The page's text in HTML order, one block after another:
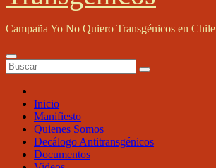
Campaña Yo No Quiero Transgénicos en Chile
Inicio
Manifiesto
Quienes Somos
Decálogo Antitransgénicos
Documentos